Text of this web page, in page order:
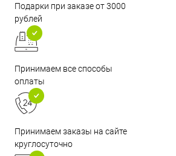
Подарки при заказе от 3000
рублей
Принимаем все способы
оплаты
Принимаем заказы на сайте
круглосуточно